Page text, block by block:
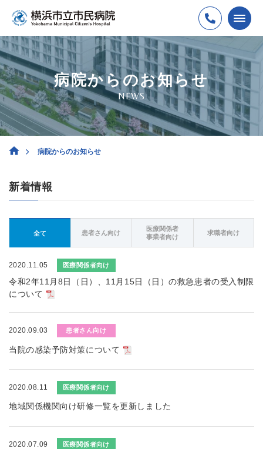
病院からのお知らせ
NEWS
病院からのお知らせ
新着情報
全て 患者さん向け
医療関係者
事業者向け
求職者向け
2020.11.05 医療関係者向け
令和2年11月8日（日）、11月15日（日）の救急患者の受入制限
について
2020.09.03 患者さん向け
当院の感染予防対策について
2020.08.11 医療関係者向け
地域関係機関向け研修一覧を更新しました
2020.07.09 医療関係者向け